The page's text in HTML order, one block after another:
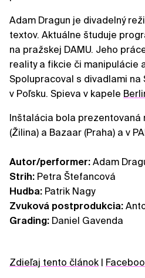
Adam Dragun je divadelný
textov. Aktuálne študuje
na pražskej DAMU. Jeho
reality a fikcie či manipulácie
Spolupracoval s divadlami na
v Poľsku. Spieva v kapele
Inštalácia bola prezentovaná
(Žilina) a Bazaar (Praha) a v
Autor/performer: Adam
Strih: Petra Štefancová
Hudba: Patrik Nagy
Zvuková postprodukcia:
Grading: Daniel Gavenda
Zdieľaj tento článok |